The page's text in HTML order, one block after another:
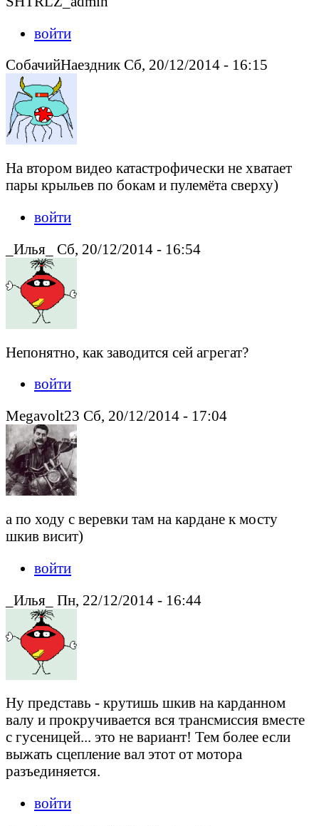
войти
СобачийНаездник Сб, 20/12/2014 - 16:15
На втором видео катастрофически не хватает
пары крыльев по бокам и пулемёта сверху)
войти
_Илья_ Сб, 20/12/2014 - 16:54
Непонятно, как заводится сей агрегат?
войти
Megavolt23 Сб, 20/12/2014 - 17:04
а по ходу с веревки там на кардане к мосту
шкив висит)
войти
_Илья_ Пн, 22/12/2014 - 16:44
Ну представь - крутишь шкив на карданном
валу и прокручивается вся трансмиссия вместе
с гусеницей... это не вариант! Тем более если
выжать сцепление вал этот от мотора
разъединяется.
войти